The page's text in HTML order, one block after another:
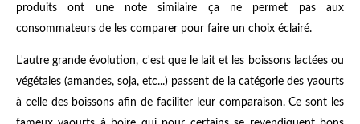
produits ont une note similaire ça ne permet pas aux
consommateurs de les comparer pour faire un choix éclairé.
L'autre grande évolution, c'est que le lait et les boissons lactées ou
végétales (amandes, soja, etc...) passent de la catégorie des yaourts
à celle des boissons afin de faciliter leur comparaison. Ce sont les